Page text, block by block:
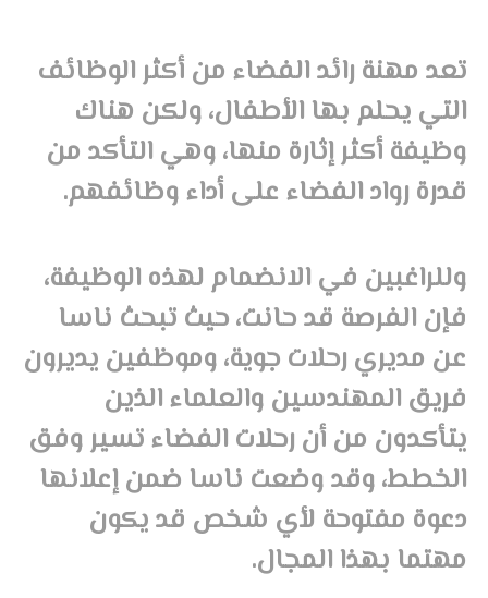
تعد مهنة رائد الفضاء من أكثر الوظائف
التي يحلم بها الأطفال، ولكن هناك
وظيفة أكثر إثارة منها، وهي التأكد من
قدرة رواد الفضاء على أداء وظائفهم.
وللراغبين في الانضمام لهذه الوظيفة،
فإن الفرصة قد حانت، حيث تبحث ناسا
عن مديري رحلات جوية، وموظفين يديرون
فريق المهندسين والعلماء الذين
يتأكدون من أن رحلات الفضاء تسير وفق
الخطط، وقد وضعت ناسا ضمن إعلانها
دعوة مفتوحة لأي شخص قد يكون
مهتما بهذا المجال.